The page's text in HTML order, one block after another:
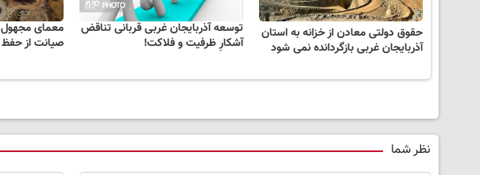
حقوق دولتی معادن از خزانه به استان
آذربایجان غربی بازگردانده نمی شود
توسعه آذربایجان غربی قربانی تناقض
آشکارِ ظرفیت و فلاکت!
معمای
صیانت از
نظر شما